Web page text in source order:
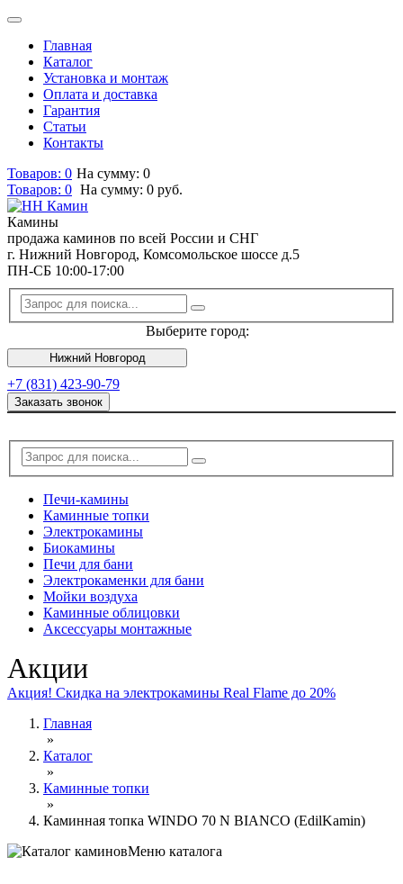
Главная
Каталог
Установка и монтаж
Оплата и доставка
Гарантия
Статьи
Контакты
Товаров: 0 На сумму: 0
Товаров: 0 На сумму: 0 руб.
Камины
продажа каминов по всей России и СНГ
г. Нижний Новгород, Комсомольское шоссе д.5
ПН-СБ 10:00-17:00
Выберите город:
Нижний Новгород
+7 (831) 423-90-79
Заказать звонок
Печи-камины
Каминные топки
Электрокамины
Биокамины
Печи для бани
Электрокаменки для бани
Мойки воздуха
Каминные облицовки
Аксессуары монтажные
Акции
Акция! Скидка на электрокамины Real Flame до 20%
Главная
»
Каталог
»
Каминные топки
»
Каминная топка WINDO 70 N BIANCO (EdilKamin)
Меню каталога